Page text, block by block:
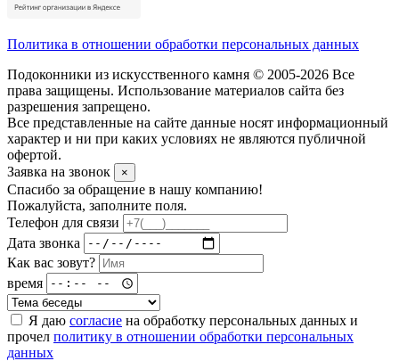
Политика в отношении обработки персональных данных
Подоконники из искусственного камня © 2005-2026 Все
права защищены. Использование материалов сайта без
разрешения запрещено.
Все представленные на сайте данные носят информационный
характер и ни при каких условиях не являются публичной
офертой.
Заявка на звонок
×
Спасибо за обращение в нашу компанию!
Пожалуйста, заполните поля.
Телефон для связи
Дата звонка
Как вас зовут?
время
Я даю согласие на обработку персональных данных и
прочел политику в отношении обработки персональных
данных